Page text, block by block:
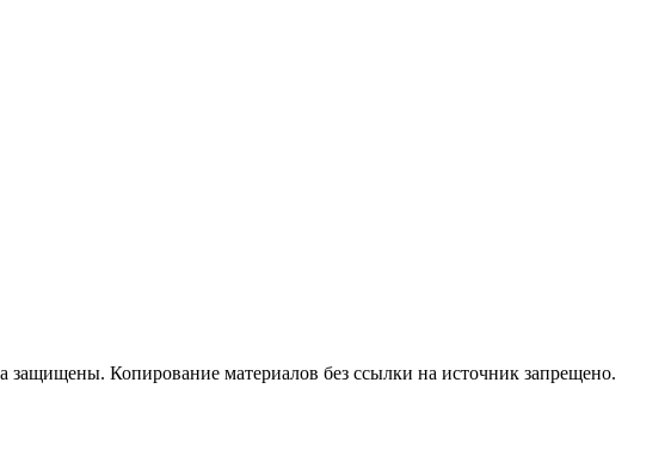
защищены. Копирование материалов без ссылки на источник запрещено.